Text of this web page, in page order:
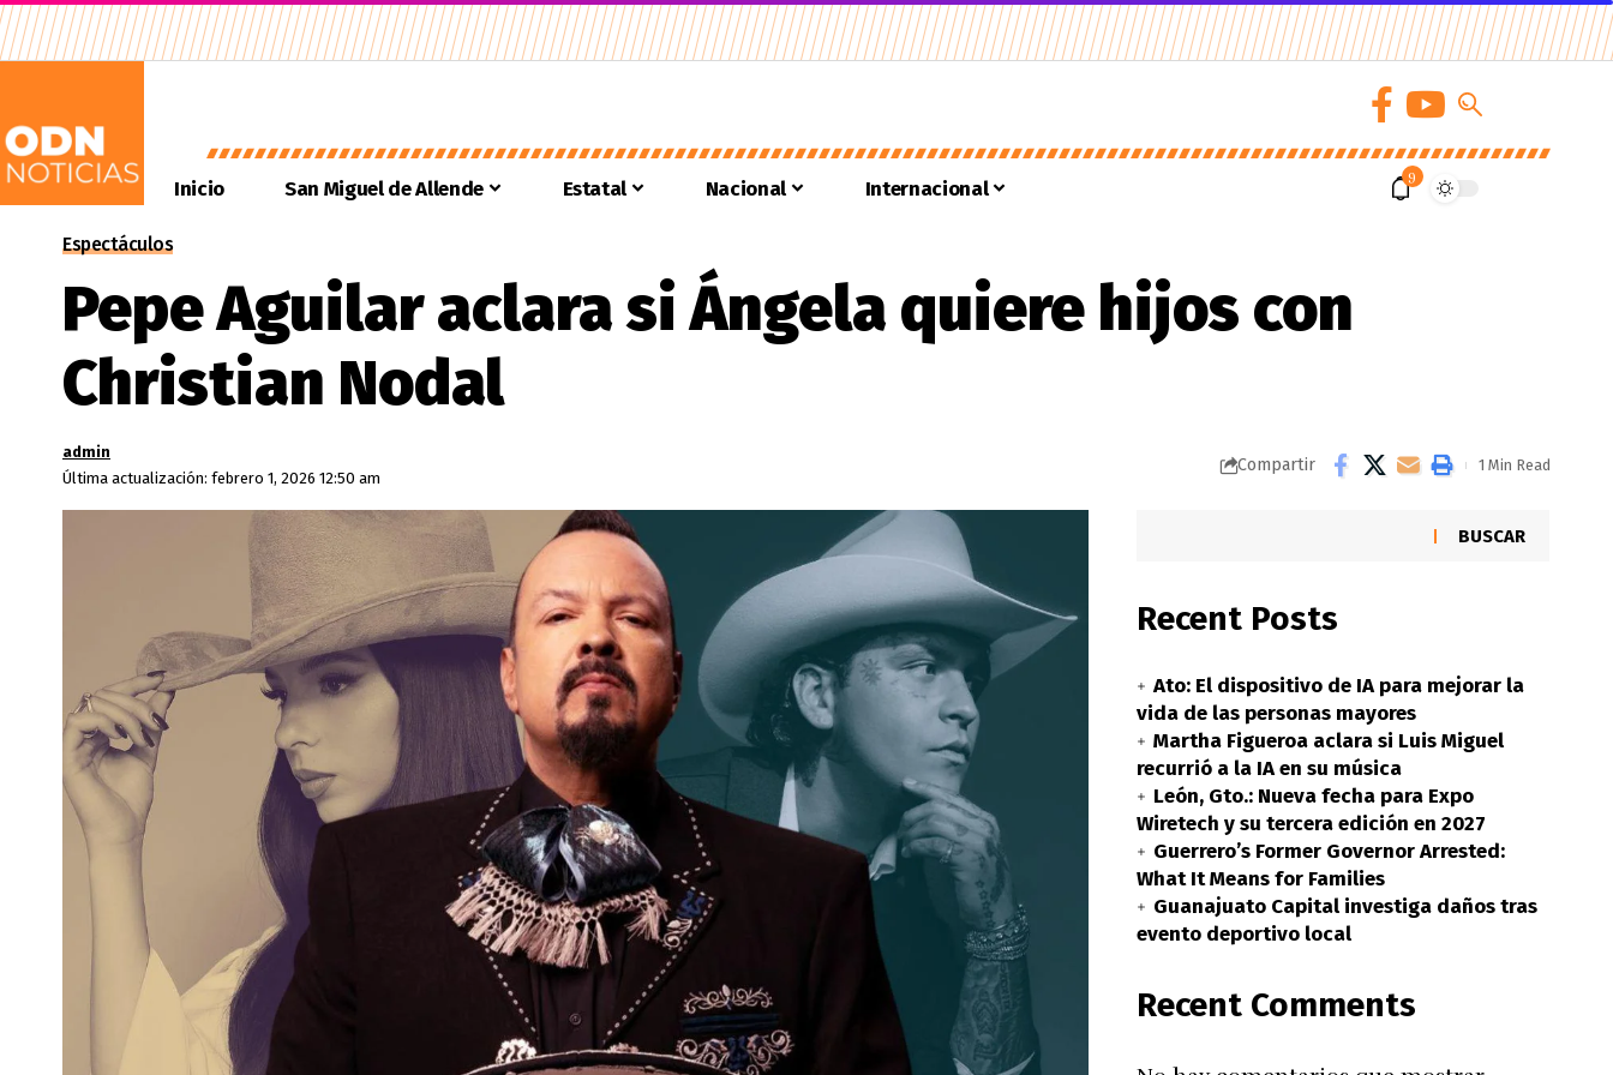
Inicio San Miguel de Allende Estatal Nacional Internacional 9
Espectáculos
Pepe Aguilar aclara si Ángela quiere hijos con
Christian Nodal
Última actualización: febrero 1, 2026 12:50 am
admin
Compartir 1 Min Read
BUSCAR
Recent Posts
Ato: El dispositivo de IA para mejorar la
vida de las personas mayores
Martha Figueroa aclara si Luis Miguel
recurrió a la IA en su música
León, Gto.: Nueva fecha para Expo
Wiretech y su tercera edición en 2027
Guerrero’s Former Governor Arrested:
What It Means for Families
Guanajuato Capital investiga daños tras
evento deportivo local
Recent Comments